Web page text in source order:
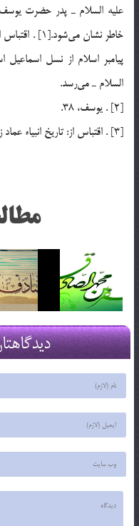
عليه السلام ـ پدر حضرت
السلام ـ مي‎رسد.
[2] . يوسف، 38.
[3] . اقتباس از: تاريخ انبياء عماد زاده، ص 317 و 318.